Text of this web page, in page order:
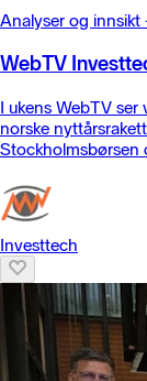
Analyser og innsikt ·
WebTV
I ukens WebTV ser
norske
Stockholmsbørsen
Investtech